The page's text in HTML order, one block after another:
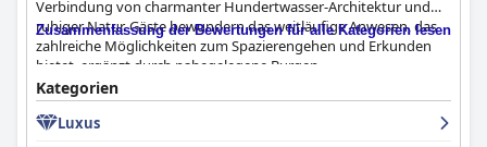
Verbindung von charmanter Hundertwasser-Architektur und
ruhiger Natur. Gäste bewundern das weitläufige Anwesen, das
zahlreiche Möglichkeiten zum Spazierengehen und Erkunden
bietet, ergänzt durch nahegelegene Burgen,
Wandermöglichkeiten und Skipisten. Die Erreichbarkeit ist
bequem, da Graz nur 40 Autominuten entfernt ist und eine
einfache Zuganbindung besteht.
Zusammenfassung der Bewertungen für alle Kategorien lesen
Kategorien
Luxus